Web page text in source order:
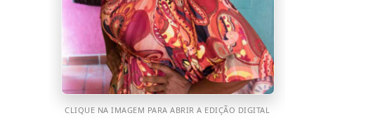
CLIQUE NA IMAGEM PARA ABRIR A EDIÇÃO DIGITAL